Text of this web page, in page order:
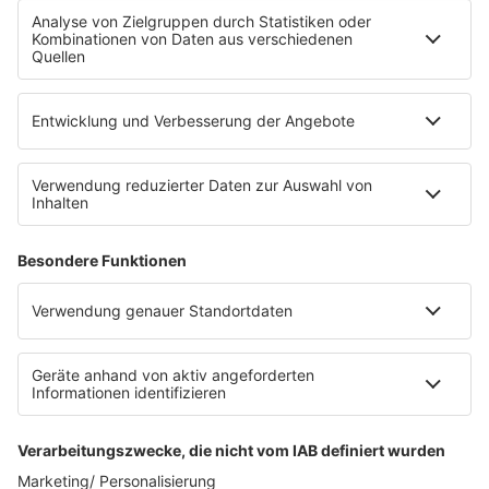
Fahrradparkhaus
Die Uniklinik Tübingen hat ein neues Fahrradparkhaus
eröffnet. Direkt an der Medizinischen Klinik bietet es
E-Bikes über eine Photovoltaikanlage auf dem …
Impressum
Datenschutzerklärung